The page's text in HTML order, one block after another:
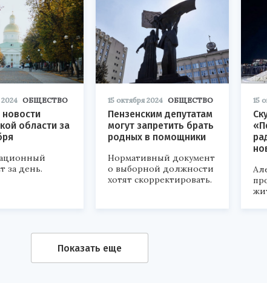
2024 ОБЩЕСТВО
новости
области за
за день.
15 октября 2024 ОБЩЕСТВО
Пензенским депутатам
могут запретить брать
родных в помощники
Нормативный документ
о выборной должности
хотят скорректировать.
15
Показать еще